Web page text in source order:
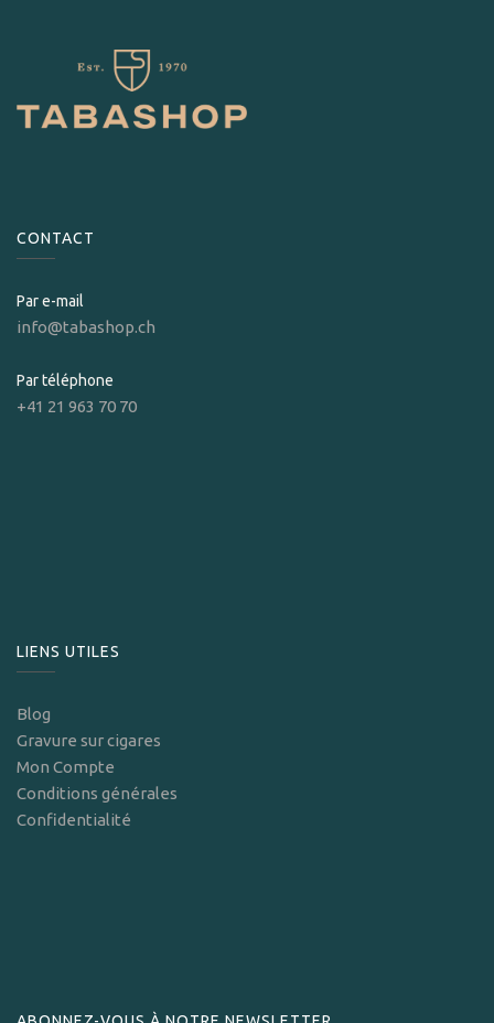
CONTACT
Par e-mail
info@tabashop.ch
Par téléphone
+41 21 963 70 70
LIENS UTILES
Blog
Gravure sur cigares
Mon Compte
Conditions générales
Confidentialité